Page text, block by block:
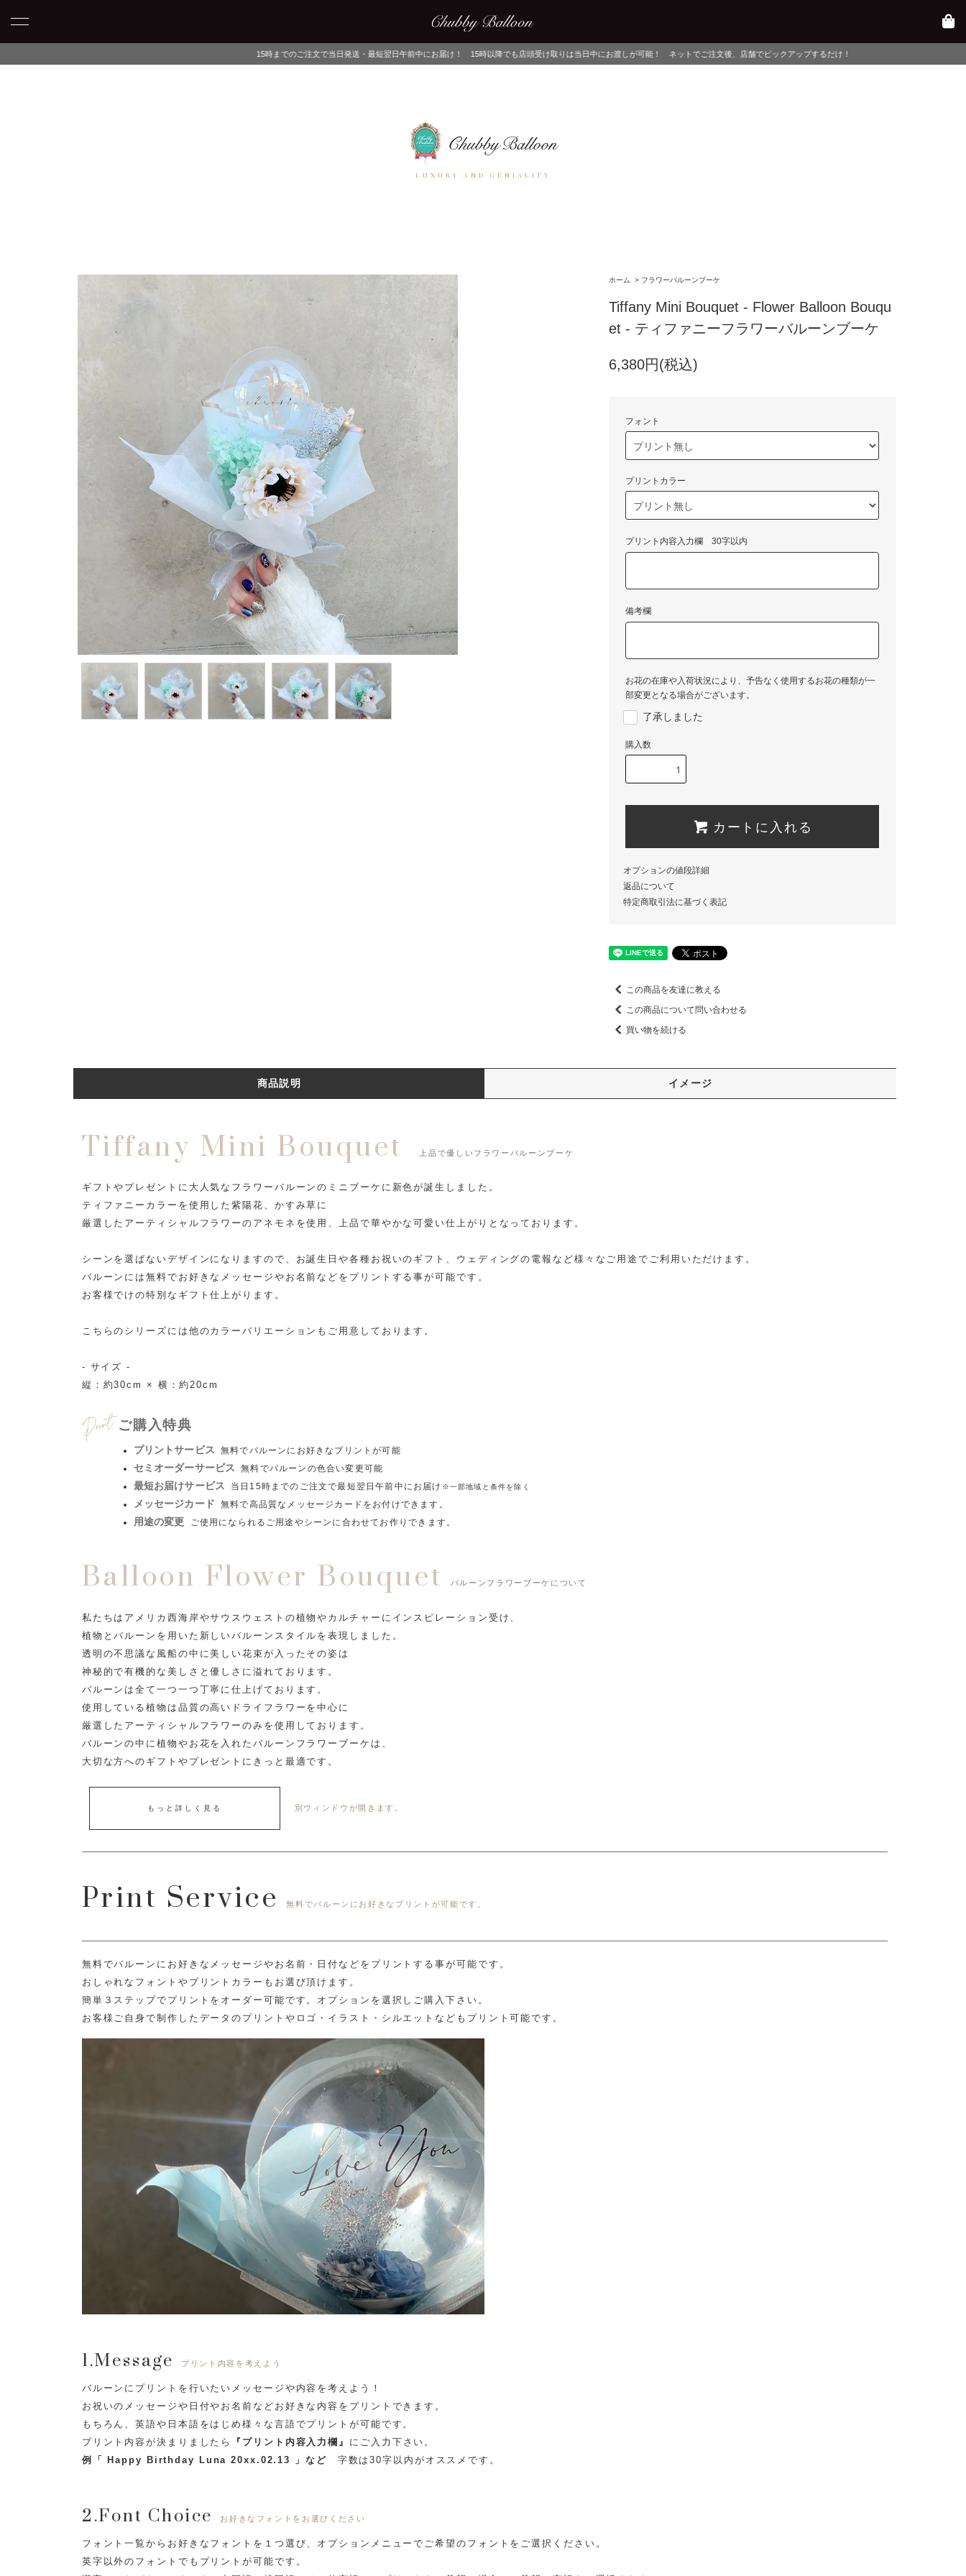
15時までのご注文で当日発送・最短翌日午前中にお届け！ 15時以降でも店頭受け取りは当日中にお渡しが可能！ ネットでご注文後、店舗でピックアップするだけ！
LUXURY AND GENIALITY
ホーム > フラワーバルーンブーケ
Tiffany Mini Bouquet - Flower Balloon Bouqu
et - ティファニーフラワーバルーンブーケ
6,380円(税込)
フォント
プリントカラー
プリント内容入力欄 30字以内
備考欄
お花の在庫や入荷状況により、予告なく使用するお花の種類が一
部変更となる場合がございます。
了承しました
購入数
カートに入れる
オプションの値段詳細
返品について
特定商取引法に基づく表記
この商品を友達に教える
この商品について問い合わせる
買い物を続ける
商品説明 イメージ
Tiffany Mini Bouquet 上品で優しいフラワーバルーンブーケ
ギフトやプレゼントに大人気なフラワーバルーンのミニブーケに新色が誕生しました。
ティファニーカラーを使用した紫陽花、かすみ草に
厳選したアーティシャルフラワーのアネモネを使用、上品で華やかな可愛い仕上がりとなっております。
シーンを選ばないデザインになりますので、お誕生日や各種お祝いのギフト、ウェディングの電報など様々なご用途でご利用いただけます。
バルーンには無料でお好きなメッセージやお名前などをプリントする事が可能です。
お客様でけの特別なギフト仕上がります。
こちらのシリーズには他のカラーバリエーションもご用意しております。
- サイズ -
縦：約30cm × 横：約20cm
ご購入特典
プリントサービス 無料でバルーンにお好きなプリントが可能
セミオーダーサービス 無料でバルーンの色合い変更可能
最短お届けサービス 当日15時までのご注文で最短翌日午前中にお届け ※一部地域と条件を除く
メッセージカード 無料で高品質なメッセージカードをお付けできます。
用途の変更 ご使用になられるご用途やシーンに合わせてお作りできます。
Balloon Flower Bouquet バルーンフラワーブーケについて
私たちはアメリカ西海岸やサウスウェストの植物やカルチャーにインスピレーション受け、
植物とバルーンを用いた新しいバルーンスタイルを表現しました。
透明の不思議な風船の中に美しい花束が入ったその姿は
神秘的で有機的な美しさと優しさに溢れております。
バルーンは全て一つ一つ丁寧に仕上げております。
使用している植物は品質の高いドライフラワーを中心に
厳選したアーティシャルフラワーのみを使用しております。
バルーンの中に植物やお花を入れたバルーンフラワーブーケは、
大切な方へのギフトやプレゼントにきっと最適です。
もっと詳しく見る 別ウィンドウが開きます。
Print Service 無料でバルーンにお好きなプリントが可能です。
無料でバルーンにお好きなメッセージやお名前・日付などをプリントする事が可能です。
おしゃれなフォントやプリントカラーもお選び頂けます。
簡単３ステップでプリントをオーダー可能です。オプションを選択しご購入下さい。
お客様ご自身で制作したデータのプリントやロゴ・イラスト・シルエットなどもプリント可能です。
1.Message プリント内容を考えよう
バルーンにプリントを行いたいメッセージや内容を考えよう！
お祝いのメッセージや日付やお名前などお好きな内容をプリントできます。
もちろん、英語や日本語をはじめ様々な言語でプリントが可能です。
プリント内容が決まりましたら
『プリント内容入力欄』 にご入力下さい。
例「 Happy Birthday Luna 20xx.02.13 」など 字数は30字以内がオススメです。
2.Font Choice お好きなフォントをお選びください
フォント一覧からお好きなフォントを１つ選び、オプションメニューでご希望のフォントをご選択ください。
英字以外のフォントでもプリントが可能です。